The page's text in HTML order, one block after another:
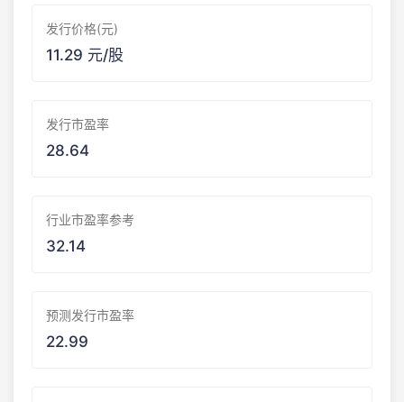
发行价格(元)
11.29 元/股
发行市盈率
28.64
行业市盈率参考
32.14
预测发行市盈率
22.99